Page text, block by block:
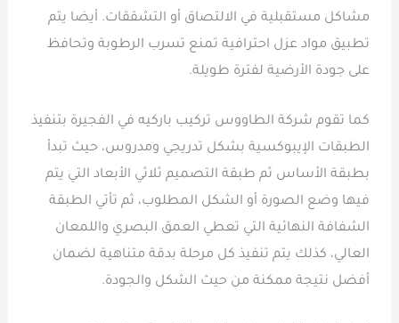
مشاكل مستقبلية في الالتصاق أو التشققات. أيضا يتم
تطبيق مواد عزل احترافية تمنع تسرب الرطوبة وتحافظ
على جودة الأرضية لفترة طويلة.
كما تقوم شركة الطاووس تركيب باركيه في الفجيرة بتنفيذ
الطبقات الإيبوكسية بشكل تدريجي ومدروس، حيث تبدأ
بطبقة الأساس ثم طبقة التصميم ثلاثي الأبعاد التي يتم
فيها وضع الصورة أو الشكل المطلوب، ثم تأتي الطبقة
الشفافة النهائية التي تعطي العمق البصري واللمعان
العالي، كذلك يتم تنفيذ كل مرحلة بدقة متناهية لضمان
أفضل نتيجة ممكنة من حيث الشكل والجودة.